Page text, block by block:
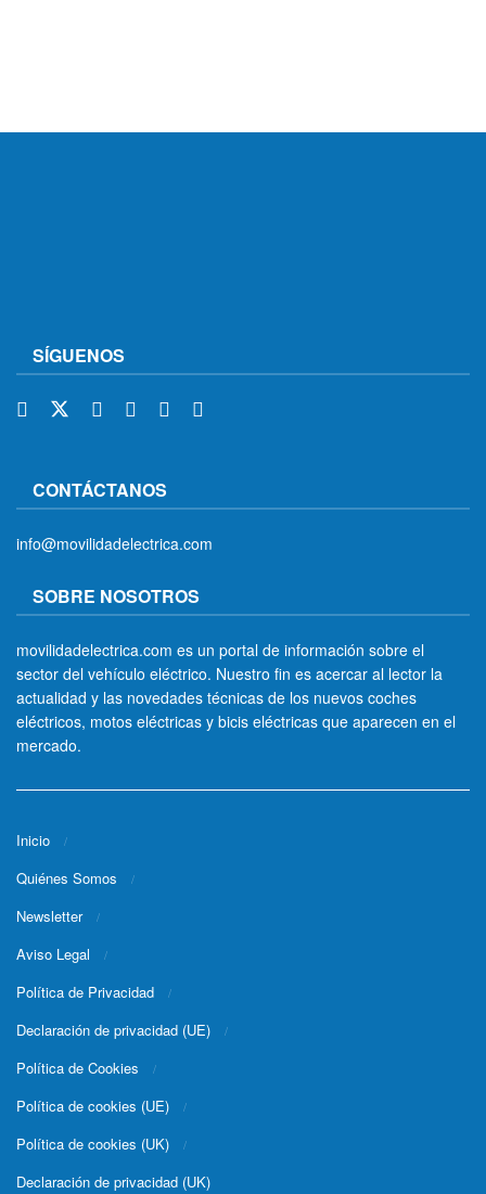
SÍGUENOS
CONTÁCTANOS
info@movilidadelectrica.com
SOBRE NOSOTROS
movilidadelectrica.com es un portal de información sobre el
sector del vehículo eléctrico. Nuestro fin es acercar al lector la
actualidad y las novedades técnicas de los nuevos coches
eléctricos, motos eléctricas y bicis eléctricas que aparecen en el
mercado.
Inicio
Quiénes Somos
Newsletter
Aviso Legal
Política de Privacidad
Declaración de privacidad (UE)
Política de Cookies
Política de cookies (UE)
Política de cookies (UK)
Declaración de privacidad (UK)